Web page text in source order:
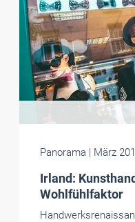
Panorama | März
Irland:
Wohlfühlfaktor